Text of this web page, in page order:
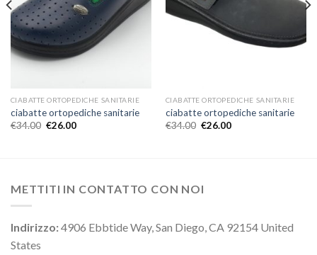
CIABATTE ORTOPEDICHE SANITARIE
ciabatte ortopediche sanitarie
€34.00 €26.00
CIABATTE ORTOPEDICHE SANITARIE
ciabatte ortopediche sanitarie
€34.00 €26.00
METTITI IN CONTATTO CON NOI
Indirizzo:4906 Ebbtide Way, San Diego, CA 92154 United
States